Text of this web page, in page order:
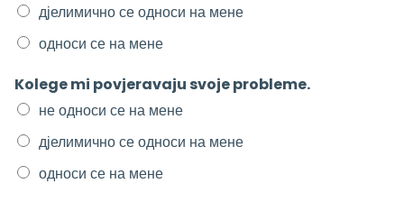
дјелимично се односи на мене
односи се на мене
Kolege mi povjeravaju svoje probleme.
не односи се на мене
дјелимично се односи на мене
односи се на мене